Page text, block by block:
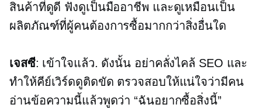
สินค้าที่ดูดี ฟังดูเป็นมืออาชีพ และดูเหมือนเป็น
ผลิตภัณฑ์ที่ผู้คนต้องการซื้อมากกว่าสิ่งอื่นใด
เจสซี: เข้าใจแล้ว. ดังนั้น อย่าคลั่งไคล้ SEO และ
ทำให้คีย์เวิร์ดดูติดขัด ตรวจสอบให้แน่ใจว่ามีคน
อ่านข้อความนี้แล้วพูดว่า “ฉันอยากซื้อสิ่งนี้”